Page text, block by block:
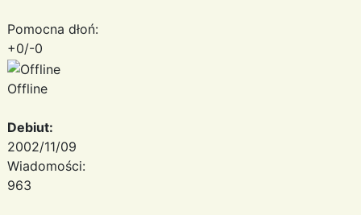
Pomocna dłoń:
+0/-0
Offline
Debiut:
2002/11/09
Wiadomości:
963